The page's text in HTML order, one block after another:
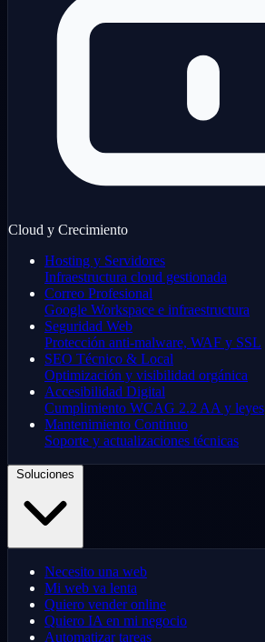
Cloud y Crecimiento
Hosting y Servidores
Infraestructura cloud gestionada
Correo Profesional
Google Workspace e infraestructura
Seguridad Web
Protección anti-malware, WAF y SSL
SEO Técnico & Local
Optimización y visibilidad orgánica
Accesibilidad Digital
Cumplimiento WCAG 2.2 AA y leyes
Mantenimiento Continuo
Soporte y actualizaciones técnicas
Necesito una web
Mi web va lenta
Quiero vender online
Quiero IA en mi negocio
Automatizar tareas